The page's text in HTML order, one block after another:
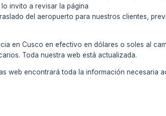
invito a revisar la página
del aeropuerto para nuestros clientes,
en Cusco en efectivo en dólares o soles al
Toda nuestra web está actualizada.
web encontrará toda la información necesaria